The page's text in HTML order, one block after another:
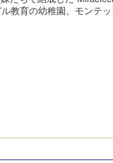
教育の幼稚園、モンテ